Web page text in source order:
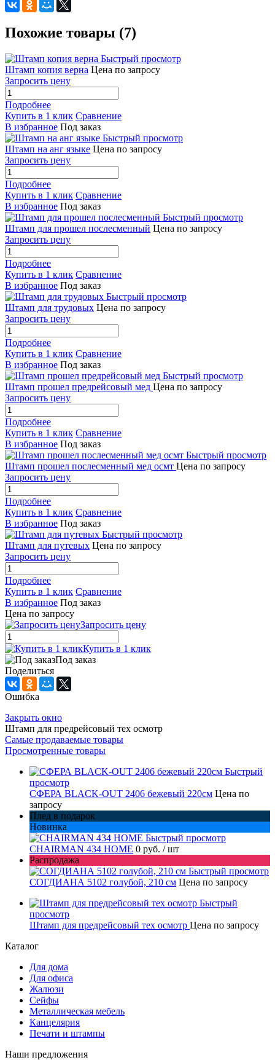
Похожие товары (7)
Быстрый просмотр
Штамп копия верна Цена по запросу
Запросить цену
Подробнее
Купить в 1 клик Сравнение
В избранное Под заказ
Быстрый просмотр
Штамп на анг языке Цена по запросу
Запросить цену
Подробнее
Купить в 1 клик Сравнение
В избранное Под заказ
Быстрый просмотр
Штамп для прошел послесменный Цена по запросу
Запросить цену
Подробнее
Купить в 1 клик Сравнение
В избранное Под заказ
Быстрый просмотр
Штамп для трудовых Цена по запросу
Запросить цену
Подробнее
Купить в 1 клик Сравнение
В избранное Под заказ
Быстрый просмотр
Штамп прошел предрейсовый мед Цена по запросу
Запросить цену
Подробнее
Купить в 1 клик Сравнение
В избранное Под заказ
Быстрый просмотр
Штамп прошел послесменный мед осмт Цена по запросу
Запросить цену
Подробнее
Купить в 1 клик Сравнение
В избранное Под заказ
Быстрый просмотр
Штамп для путевых Цена по запросу
Запросить цену
Подробнее
Купить в 1 клик Сравнение
В избранное Под заказ
Цена по запросу
Запросить цену
Купить в 1 клик
Под заказ
Поделиться
Ошибка
Закрыть окно
Штамп для предрейсовый тех осмотр
Самые продаваемые товары
Просмотренные товары
Быстрый
просмотр
СФЕРА BLACK-OUT 2406 бежевый 220см Цена по
запросу
Плед в подарок
Новинка
Быстрый просмотр
CHAIRMAN 434 HOME 0 руб. / шт
Распродажа
Быстрый просмотр
СОГДИАНА 5102 голубой, 210 см Цена по запросу
Быстрый
просмотр
Штамп для предрейсовый тех осмотр Цена по запросу
Каталог
Для дома
Для офиса
Жалюзи
Сейфы
Металлическая мебель
Канцелярия
Печати и штампы
Наши предложения